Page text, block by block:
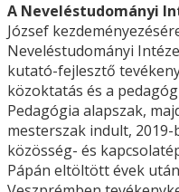
A Neveléstudományi
József
Neveléstudományi
kutató-fejlesztő
közoktatás és a
Pedagógia alapszak,
mesterszak indult,
közösség- és
Pápán eltöltött évek